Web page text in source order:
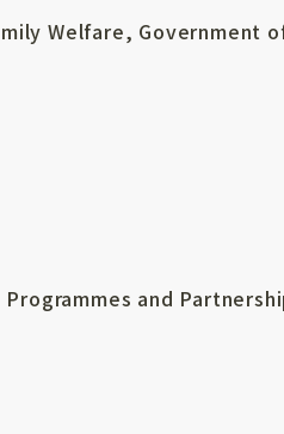
Welfare, Government
and